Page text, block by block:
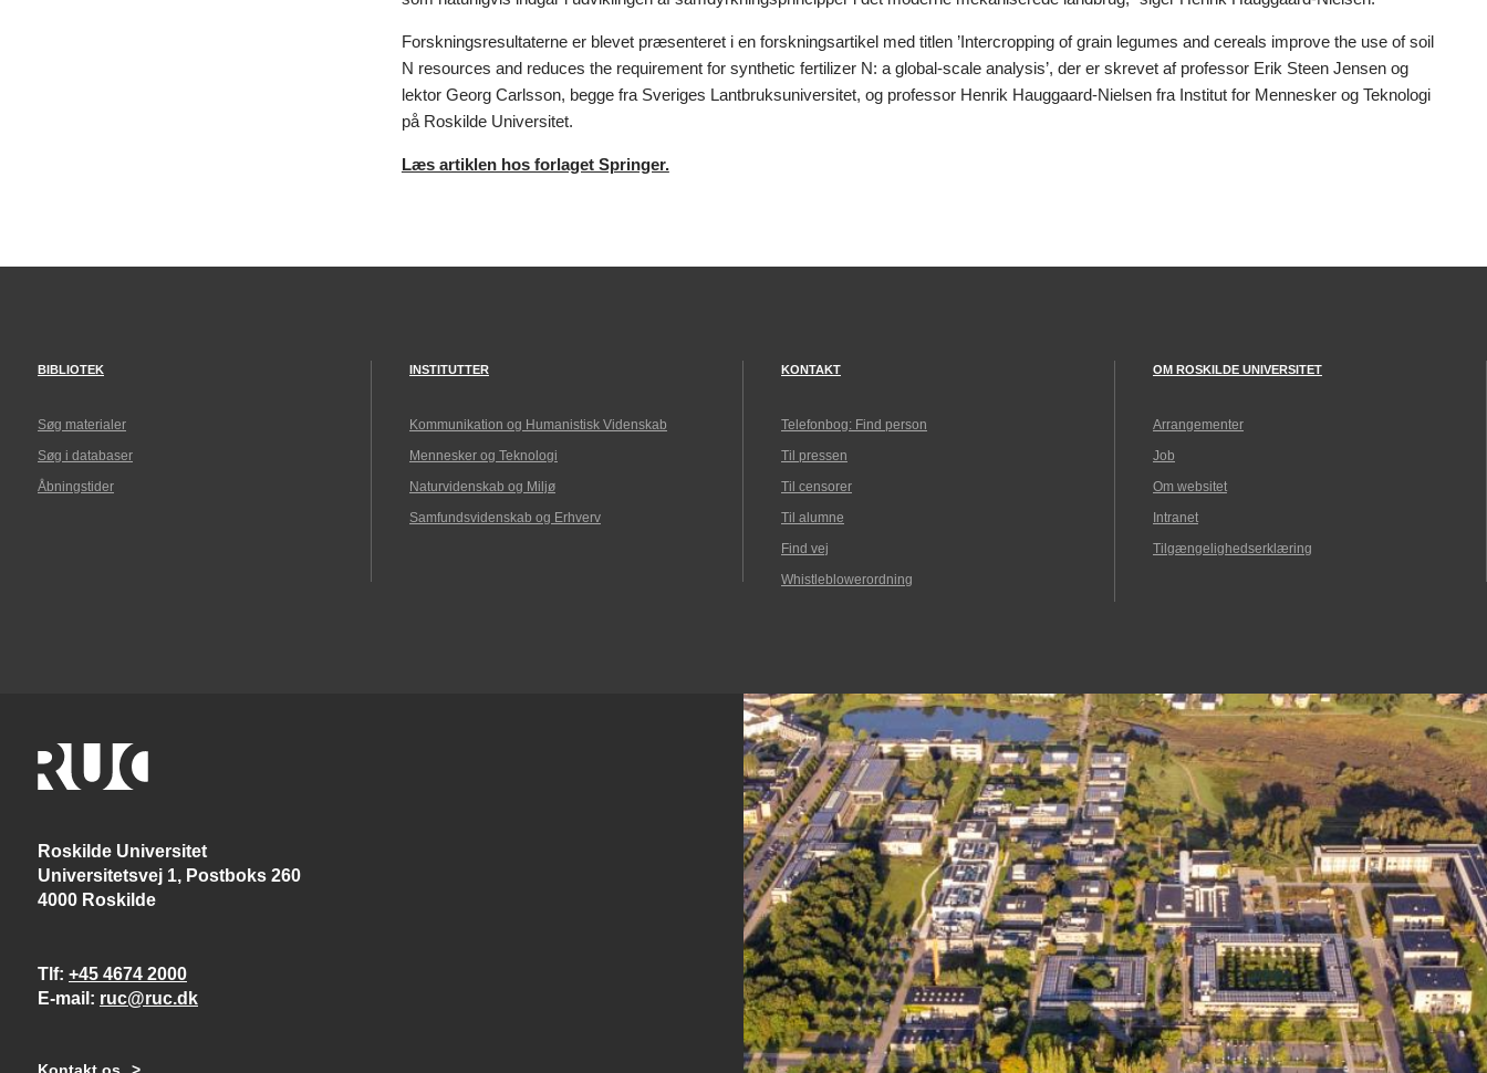
Forskningsresultaterne er blevet præsenteret i en forskningsartikel med titlen ’Intercropping of grain legumes and cereals improve the use of soil
N resources and reduces the requirement for synthetic fertilizer N: a global-scale analysis’, der er skrevet af professor Erik Steen Jensen og
lektor Georg Carlsson, begge fra Sveriges Lantbruksuniversitet, og professor Henrik Hauggaard-Nielsen fra Institut for Mennesker og Teknologi
på Roskilde Universitet.
Læs artiklen hos forlaget Springer.
BIBLIOTEK
Søg materialer
Søg i databaser
Åbningstider
INSTITUTTER
Kommunikation og Humanistisk Videnskab
Mennesker og Teknologi
Naturvidenskab og Miljø
Samfundsvidenskab og Erhverv
KONTAKT
Telefonbog: Find person
Til pressen
Til censorer
Til alumne
Find vej
Whistleblowerordning
OM ROSKILDE UNIVERSITET
Arrangementer
Job
Om websitet
Intranet
Tilgængelighedserklæring
Roskilde Universitet
Universitetsvej 1, Postboks 260
4000 Roskilde
Tlf +45 4674 2000
E-mail
ruc@ruc.dk